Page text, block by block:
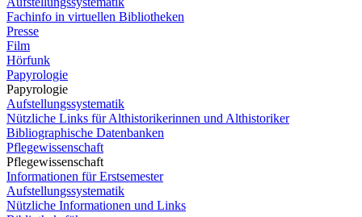
Fachinfo in virtuellen Bibliotheken
Presse
Film
Hörfunk
Papyrologie
Papyrologie
Aufstellungssystematik
Nützliche Links für Althistorikerinnen und Althistoriker
Bibliographische Datenbanken
Pflegewissenschaft
Pflegewissenschaft
Informationen für Erstsemester
Aufstellungssystematik
Nützliche Informationen und Links